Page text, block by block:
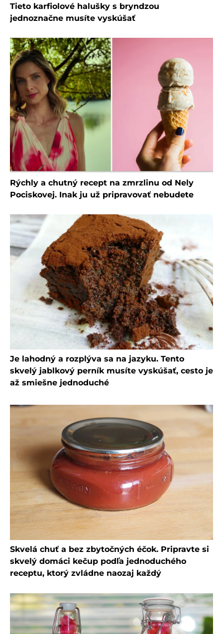
Tieto karfiolové halušky s bryndzou
jednoznačne musíte vyskúšať
Rýchly a chutný recept na zmrzlinu od Nely
Pociskovej. Inak ju už pripravovať nebudete
Je lahodný a rozplýva sa na jazyku. Tento
skvelý jablkový perník musíte vyskúšať, cesto je
až smiešne jednoduché
Skvelá chuť a bez zbytočných éčok. Pripravte si
skvelý domáci kečup podľa jednoduchého
receptu, ktorý zvládne naozaj každý